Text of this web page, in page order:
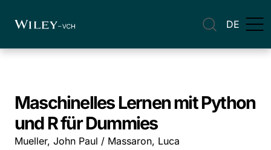
DE
Maschinelles Lernen mit Python
und R für Dummies
Mueller, John Paul / Massaron, Luca